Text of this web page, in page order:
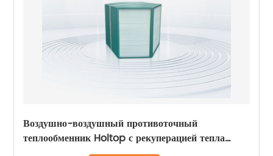
Воздушно-воздушный противоточный
теплообменник Holtop с рекуперацией тепла